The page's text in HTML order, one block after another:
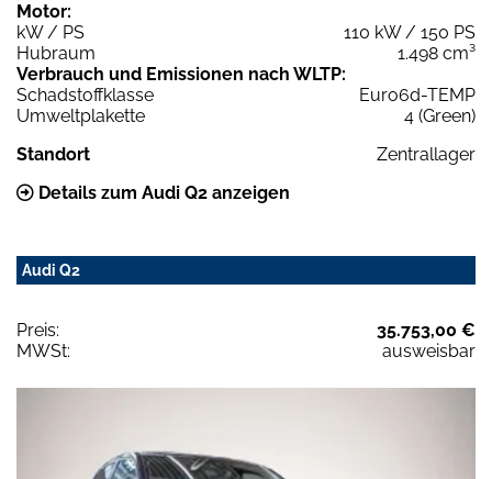
Motor:
kW / PS
110 kW / 150 PS
Hubraum
1.498 cm³
Verbrauch und Emissionen nach WLTP:
Schadstoffklasse
Euro6d-TEMP
Umweltplakette
4 (Green)
Standort
Zentrallager
Details zum Audi Q2 anzeigen
Audi Q2
Preis:
35.753,00 €
MWSt:
ausweisbar